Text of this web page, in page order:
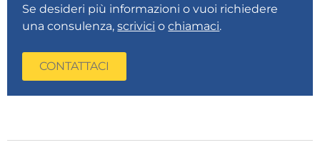
Se desideri più informazioni o vuoi richiedere
una consulenza,scrivici ochiamaci.
CONTATTACI